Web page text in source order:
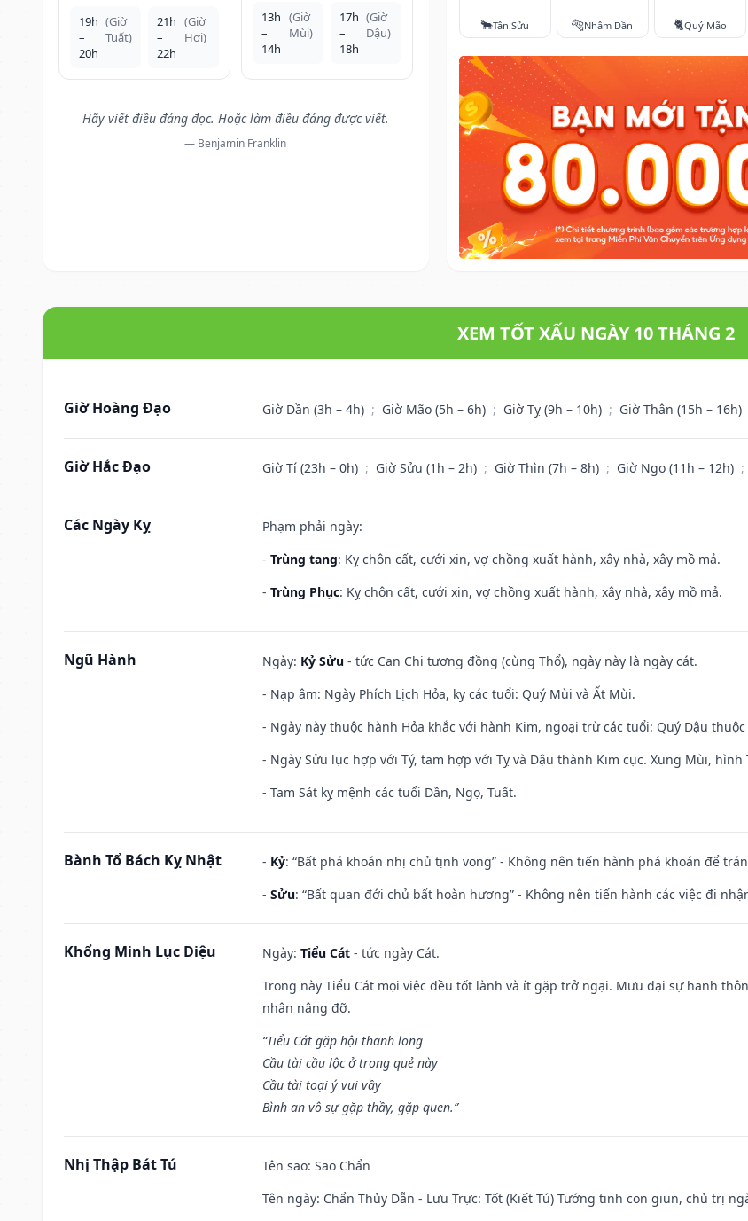
19h
–
20h
(Giờ
Tuất)
21h
–
22h
(Giờ
Hợi)
13h
–
14h
(Giờ
Mùi)
17h
–
18h
(Giờ
Dậu)
Hãy viết điều đáng đọc. Hoặc làm điều đáng được viết.
— Benjamin Franklin
🐂Tân Sửu 🐅Nhâm Dần 🐈Quý Mão
XEM TỐT XẤU NGÀY 10 THÁNG 2
Giờ Hoàng Đạo Giờ Dần (3h – 4h) ; Giờ Mão (5h – 6h) ; Giờ Tỵ (9h – 10h) ; Giờ Thân (15h – 16h)
Giờ Hắc Đạo Giờ Tí (23h – 0h) ; Giờ Sửu (1h – 2h) ; Giờ Thìn (7h – 8h) ; Giờ Ngọ (11h – 12h) ;
Các Ngày Kỵ
Phạm phải ngày:
- Trùng tang: Kỵ chôn cất, cưới xin, vợ chồng xuất hành, xây nhà, xây mồ mả.
- Trùng Phục: Kỵ chôn cất, cưới xin, vợ chồng xuất hành, xây nhà, xây mồ mả.
Ngũ Hành Ngày: Kỷ Sửu - tức Can Chi tương đồng (cùng Thổ), ngày này là ngày cát.
- Nạp âm: Ngày Phích Lịch Hỏa, kỵ các tuổi: Quý Mùi và Ất Mùi.
- Ngày này thuộc hành Hỏa khắc với hành Kim, ngoại trừ các tuổi: Quý Dậu
- Ngày Sửu lục hợp với Tý, tam hợp với Tỵ và Dậu thành Kim cục. Xung Mùi,
- Tam Sát kỵ mệnh các tuổi Dần, Ngọ, Tuất.
Bành Tổ Bách Kỵ Nhật - Kỷ: “Bất phá khoán nhị chủ tịnh vong” - Không nên tiến hành phá khoán để
- Sửu: “Bất quan đới chủ bất hoàn hương” - Không nên tiến hành các việc đi
Khổng Minh Lục Diệu Ngày: Tiểu Cát - tức ngày Cát.
Trong này Tiểu Cát mọi việc đều tốt lành và ít gặp trở ngại. Mưu đại sự hanh
nhân nâng đỡ.
“Tiểu Cát gặp hội thanh long
Cầu tài cầu lộc ở trong quẻ này
Cầu tài toại ý vui vầy
Bình an vô sự gặp thầy, gặp quen.”
Nhị Thập Bát Tú Tên sao: Sao Chẩn
Tên ngày: Chẩn Thủy Dẫn - Lưu Trực: Tốt (Kiết Tú) Tướng tinh con giun, chủ trị